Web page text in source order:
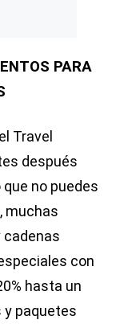
PARA
Travel
después
no puedes
muchas
cadenas
con
hasta un
y paquetes